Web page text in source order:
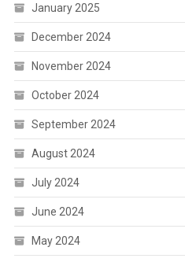
January 2025
December 2024
November 2024
October 2024
September 2024
August 2024
July 2024
June 2024
May 2024